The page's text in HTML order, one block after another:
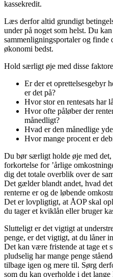
kassekredit.
Læs derfor altid grundigt
under på noget som helst. Du
sammenligningsportaler og finde
økonomi bedst.
Hold særligt øje med disse
Er der et oprettelsesgebyr
er det på?
Hvor stor en rentesats har
Hvor ofte påløber der
månedligt?
Hvad er den månedlige
Hvor mange procent er
Du bør særligt holde øje med
forkortelse for ’årlige
dig det totale overblik over de
Det gælder blandt andet, hvad
renterne er og de løbende
Det er lovpligtigt, at ÅOP skal
du tager et kviklån eller bruger
Slutteligt er det vigtigt at
penge, er det vigtigt, at du låner
Det kan være fristende at tage et
pludselig har mange penge
tilbage igen og mere til. Sørg
som du kan overholde i det